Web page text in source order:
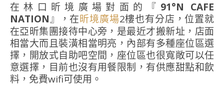
在林口昕境廣場對面的『 91°N CAFE
NATION』，在 昕境廣場2樓也有分店，位置就
在亞昕集團接待中心旁，是最近才搬新址，店面
相當大而且裝潢相當明亮，內部有多種座位區選
擇，開放式自助吧空間，座位區也很寬敞可以任
意選擇，目前也沒有用餐限制，有供應甜點和飲
料，免費wifi可使用。